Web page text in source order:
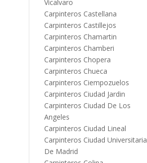
Vicalvaro
Carpinteros Castellana
Carpinteros Castillejos
Carpinteros Chamartin
Carpinteros Chamberi
Carpinteros Chopera
Carpinteros Chueca
Carpinteros Ciempozuelos
Carpinteros Ciudad Jardin
Carpinteros Ciudad De Los
Angeles
Carpinteros Ciudad Lineal
Carpinteros Ciudad Universitaria
De Madrid